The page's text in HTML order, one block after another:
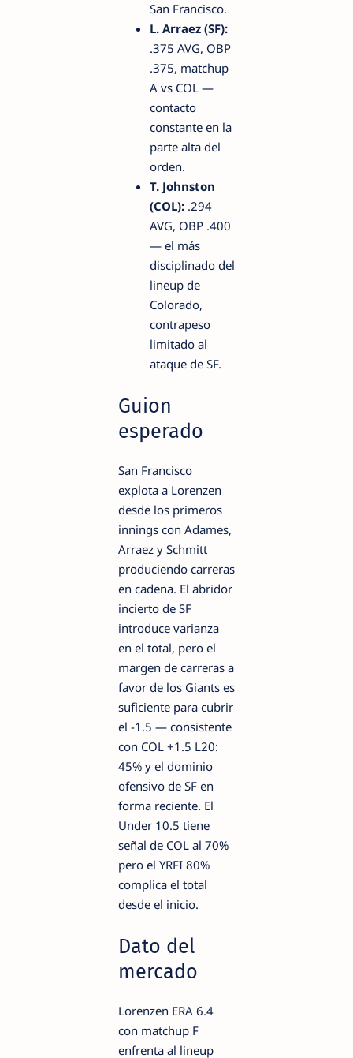
San Francisco.
L. Arraez (SF):
.375 AVG, OBP
.375, matchup
A vs COL —
contacto
constante en la
parte alta del
orden.
T. Johnston
(COL): .294
AVG, OBP .400
— el más
disciplinado del
lineup de
Colorado,
contrapeso
limitado al
ataque de SF.
Guion
esperado
San Francisco
explota a Lorenzen
desde los primeros
innings con Adames,
Arraez y Schmitt
produciendo carreras
en cadena. El abridor
incierto de SF
introduce varianza
en el total, pero el
margen de carreras a
favor de los Giants es
suficiente para cubrir
el -1.5 — consistente
con COL +1.5 L20:
45% y el dominio
ofensivo de SF en
forma reciente. El
Under 10.5 tiene
señal de COL al 70%
pero el YRFI 80%
complica el total
desde el inicio.
Dato del
mercado
Lorenzen ERA 6.4
con matchup F
enfrenta al lineup